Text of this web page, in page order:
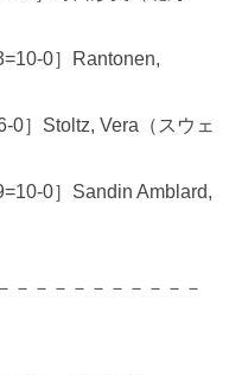
0］Rantonen,
］Stoltz, Vera（スウェ
0］Sandin Amblard,
－－－－－－－－－－